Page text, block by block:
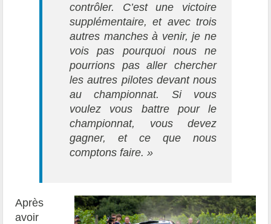
contrôler. C’est une victoire
supplémentaire, et avec trois
autres manches à venir, je ne
vois pas pourquoi nous ne
pourrions pas aller chercher
les autres pilotes devant nous
au championnat. Si vous
voulez vous battre pour le
championnat, vous devez
gagner, et ce que nous
comptons faire. »
Après
avoir